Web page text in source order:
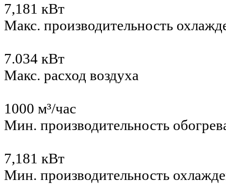
7,181 кВт
Макс. производительность
7.034 кВт
Макс. расход воздуха
1000 м³/час
Мин. производительность
7,181 кВт
Мин. производительность